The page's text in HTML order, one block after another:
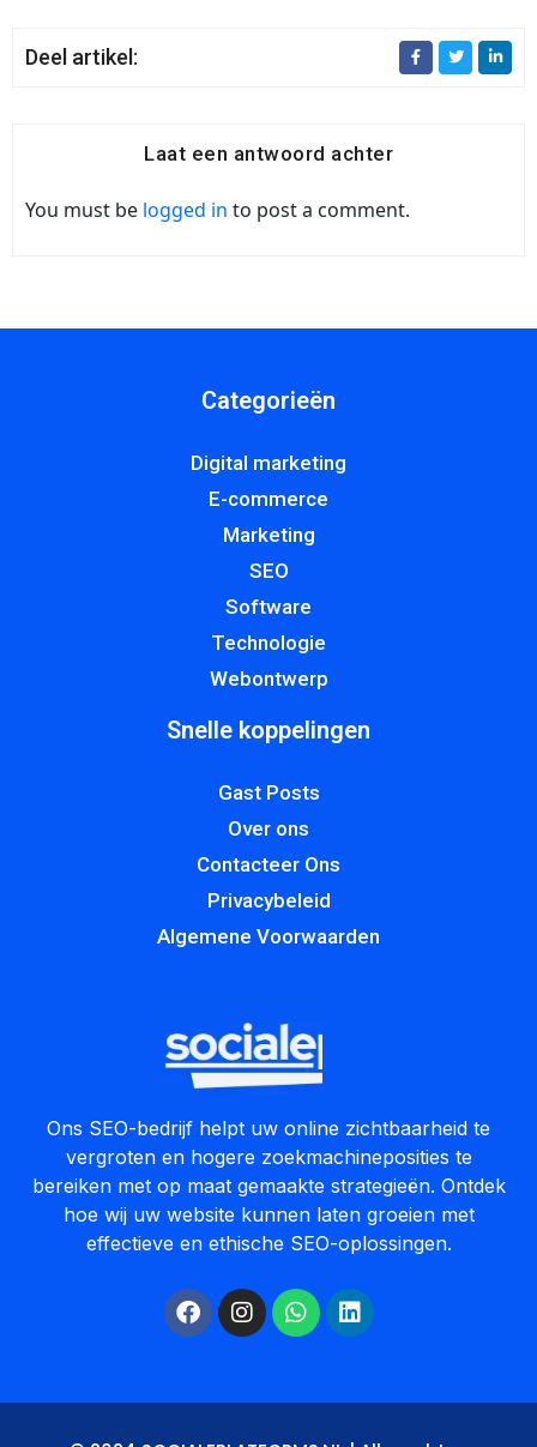
Deel artikel:
Laat een antwoord achter
You must be logged in to post a comment.
Categorieën
Digital marketing
E-commerce
Marketing
SEO
Software
Technologie
Webontwerp
Snelle koppelingen
Gast Posts
Over ons
Contacteer Ons
Privacybeleid
Algemene Voorwaarden
Ons SEO-bedrijf helpt uw online zichtbaarheid te
vergroten en hogere zoekmachineposities te
bereiken met op maat gemaakte strategieën. Ontdek
hoe wij uw website kunnen laten groeien met
effectieve en ethische SEO-oplossingen.